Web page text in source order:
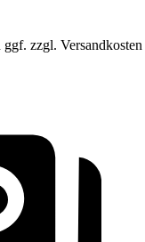
zzgl. Versandkosten